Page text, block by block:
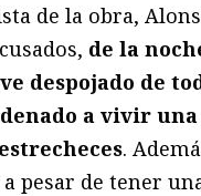
de la obra,
de la
despojado de
a vivir
.
pesar de tener